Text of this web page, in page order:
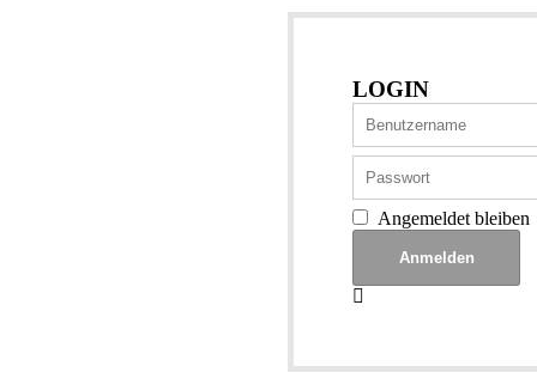
LOGIN
Angemeldet bleiben